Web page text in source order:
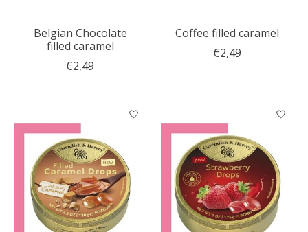
Belgian Chocolate
filled caramel
€2,49
Coffee filled caramel
€2,49